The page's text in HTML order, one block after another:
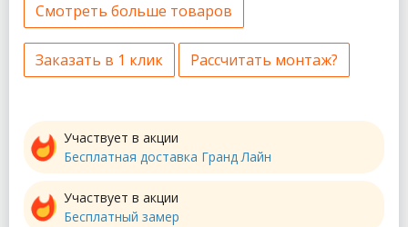
Смотреть больше товаров
Заказать в 1 клик Рассчитать монтаж?
Участвует в акции
Бесплатная доставка Гранд Лайн
Участвует в акции
Бесплатный замер